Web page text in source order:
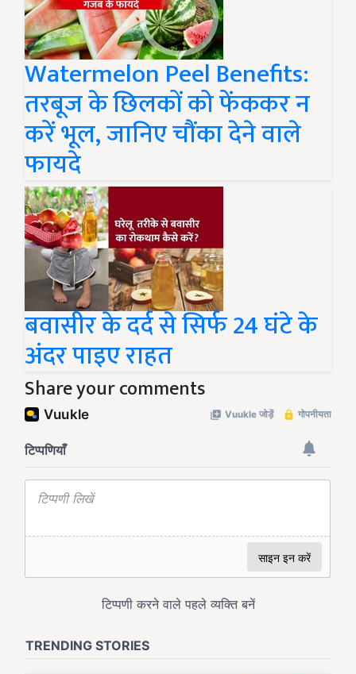
Watermelon Peel Benefits:
तरबूज के छिलकों को फेंककर न
करें भूल, जानिए चौंका देने वाले
फायदे
बवासीर के दर्द से सिर्फ 24 घंटे के
अंदर पाइए राहत
Share your comments